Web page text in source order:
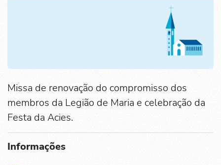
Missa de renovação do compromisso dos
membros da Legião de Maria e celebração da
Festa da Acies.
Informações